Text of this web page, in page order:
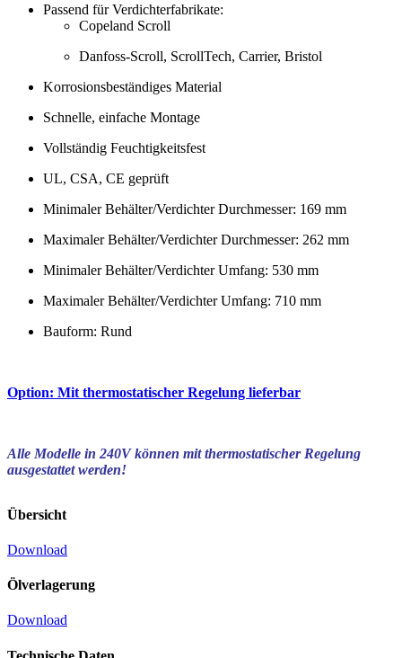
Passend für Verdichterfabrikate:
Copeland Scroll
Danfoss-Scroll, ScrollTech, Carrier, Bristol
Korrosionsbeständiges Material
Schnelle, einfache Montage
Vollständig Feuchtigkeitsfest
UL, CSA, CE geprüft
Minimaler Behälter/Verdichter Durchmesser: 169 mm
Maximaler Behälter/Verdichter Durchmesser: 262 mm
Minimaler Behälter/Verdichter Umfang: 530 mm
Maximaler Behälter/Verdichter Umfang: 710 mm
Bauform: Rund
Option: Mit thermostatischer Regelung lieferbar
Alle Modelle in 240V können mit thermostatischer Regelung
ausgestattet werden!
Übersicht
Download
Ölverlagerung
Download